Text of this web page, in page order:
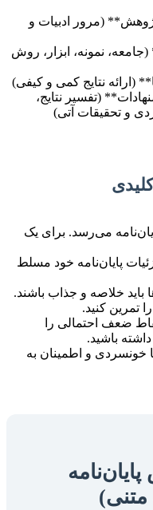
(مرور ادبیات و
نمونه، ابزار، روش
(ارائه نتایج کمی و کیفی)
(تفسیر نتایج،
و تحقیقات آتی)
می‌رسد. برای یک
پایان‌نامه خود مسلط
باید خلاصه‌ و جذاب باشند.
تمرین کنید.
ضعف احتمالی را
باشید.
و اطمینان به
متنی)